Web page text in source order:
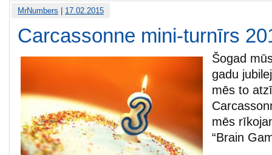
MrNumbers 17.02.2015
Carcassonne mini-turnīrs
Šogad
gadu
mēs to
mēs
“Brain